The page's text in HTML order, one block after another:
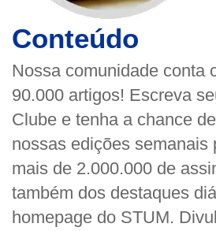
Conteúdo
Nossa comunidade conta
90.000 artigos! Escreva
Clube e tenha a chance
nossas edições semanais
mais de 2.000.000 de
também dos destaques
homepage do STUM.